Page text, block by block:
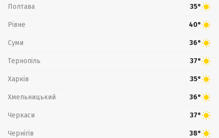
Полтава 35°
Рівне 40°
Суми 36°
Тернопіль 37°
Харків 35°
Хмельницький 36°
Черкаси 37°
Чернігів 38°